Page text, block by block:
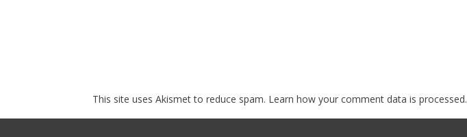
This site uses Akismet to reduce spam. Learn how your comment data is processed.